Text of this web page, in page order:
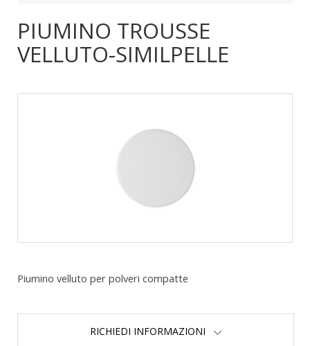
PIUMINO TROUSSE
VELLUTO-SIMILPELLE
Piumino velluto per polveri compatte
RICHIEDI INFORMAZIONI